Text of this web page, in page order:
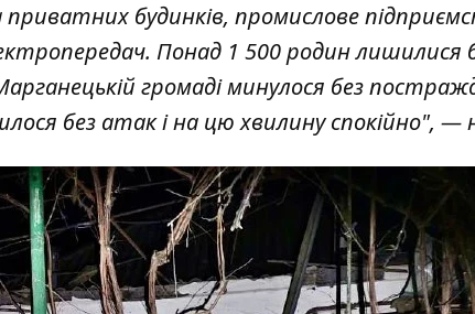
будинків, промислове
Понад 1 500 родин лишилися
громаді минулося без
без атак і на цю хвилину спокійно", —